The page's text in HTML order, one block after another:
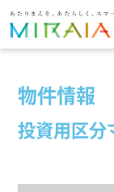
物件情報
投資用区分